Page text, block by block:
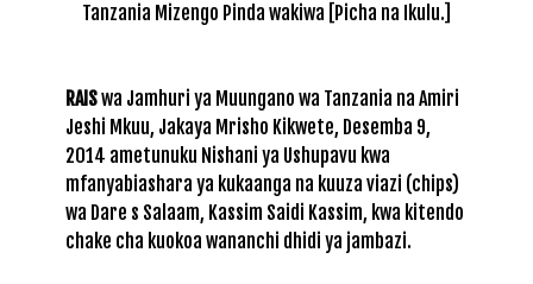
Tanzania Mizengo Pinda wakiwa [Picha na Ikulu.]
RAISwa Jamhuri ya Muungano wa Tanzania na Amiri
Jeshi Mkuu, Jakaya Mrisho Kikwete, Desemba 9,
2014 ametunuku Nishani ya Ushupavu kwa
mfanyabiashara ya kukaanga na kuuza viazi (chips)
wa Dare s Salaam, Kassim Saidi Kassim, kwa kitendo
chake cha kuokoa wananchi dhidi ya jambazi.